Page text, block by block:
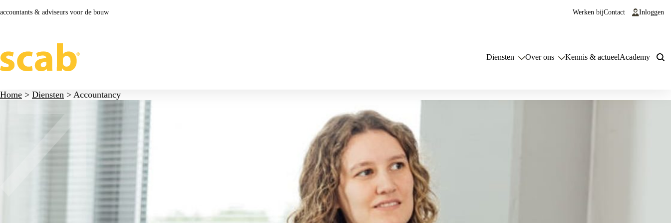
accountants & adviseurs voor de bouw Werken bijContact Inloggen
Diensten Over ons Kennis & actueelAcademy
Home > Diensten > Accountancy